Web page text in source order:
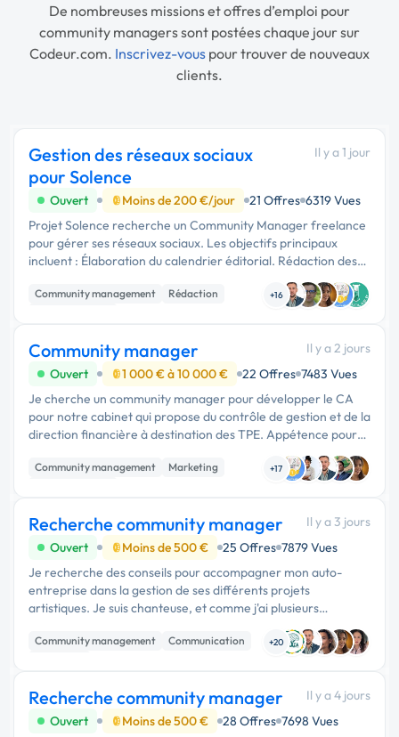
De nombreuses missions et offres d’emploi pour
community managers sont postées chaque jour sur
Codeur.com. Inscrivez-vous pour trouver de nouveaux
clients.
Gestion des réseaux sociaux
pour Solence
Il y a 1 jour
Ouvert Moins de 200 €/jour 21 Offres 6319 Vues
Projet Solence recherche un Community Manager freelance
pour gérer ses réseaux sociaux. Les objectifs principaux
incluent : Élaboration du calendrier éditorial. Rédaction des
posts. Création de visuels sur Figma. Montage vidéo sur
CapCut …
Community management
Rédaction
+16
Community manager
Il y a 2 jours
Ouvert
1 000 € à 10 000 € 22 Offres 7483 Vues
Je cherche un community manager pour développer le CA
pour notre cabinet qui propose du contrôle de gestion et de la
direction financière à destination des TPE. Appétence pour
Community management
Marketing
+17
Recherche community manager
Il y a 3 jours
Ouvert
Moins de 500 € 25 Offres 7879 Vues
Je recherche des conseils pour accompagner mon auto-
entreprise dans la gestion de ses différents projets
artistiques. Je suis chanteuse, et comme j'ai plusieurs
formules artistiques, j'ai créé une Auto-entreprise pour gérer
l'ensemble des projets...
Community management
Communication
+20
Recherche community manager
Il y a 4 jours
Ouvert
Moins de 500 € 28 Offres 7698 Vues